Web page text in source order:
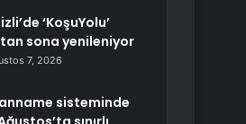
‘KoşuYolu’
sona yenileniyor
7, 2026
sisteminde